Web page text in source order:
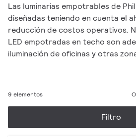
Las luminarias empotrables de
diseñadas teniendo en cuenta el
reducción de costos operativos.
LED empotradas en techo son
iluminación de oficinas y otras
9 elementos
Filtro